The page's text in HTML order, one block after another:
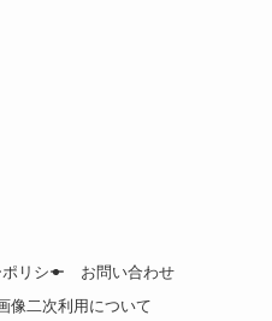
リシー
お問い合わせ
像二次利用について